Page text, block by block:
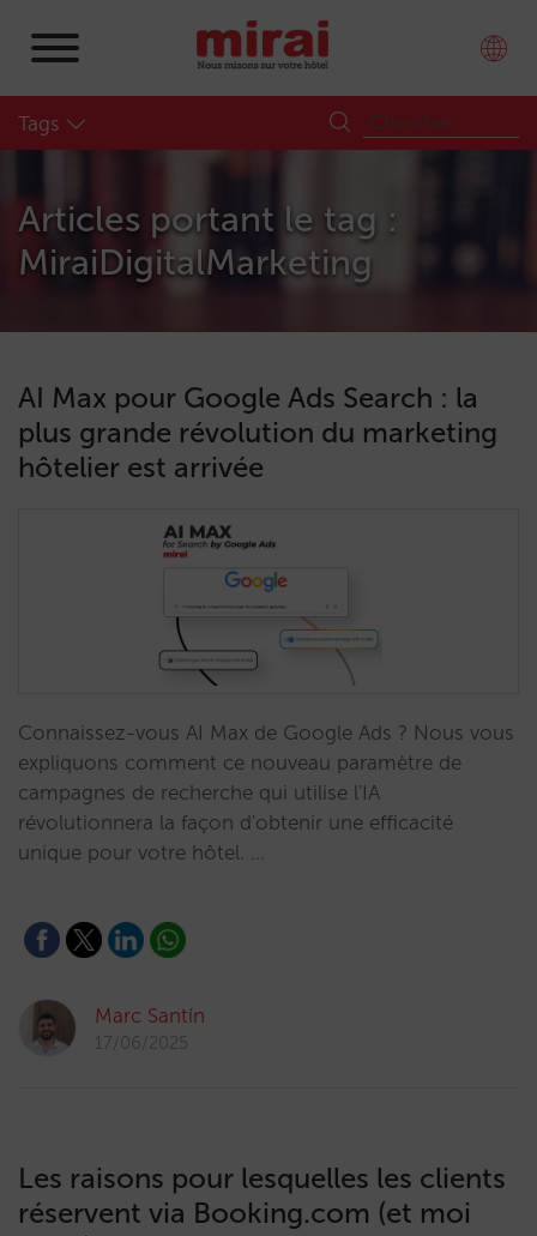
Tags
Articles portant le tag :
MiraiDigitalMarketing
AI Max pour Google Ads Search : la
plus grande révolution du marketing
hôtelier est arrivée
Connaissez-vous AI Max de Google Ads ? Nous vous
expliquons comment ce nouveau paramètre de
campagnes de recherche qui utilise l'IA
révolutionnera la façon d'obtenir une efficacité
unique pour votre hôtel. …
Marc Santín
17/06/2025
Les raisons pour lesquelles les clients
réservent via Booking.com (et moi